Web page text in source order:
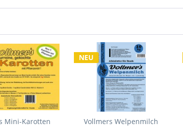
Mini-Karotten
NEU
Vollmers Welpenmilch